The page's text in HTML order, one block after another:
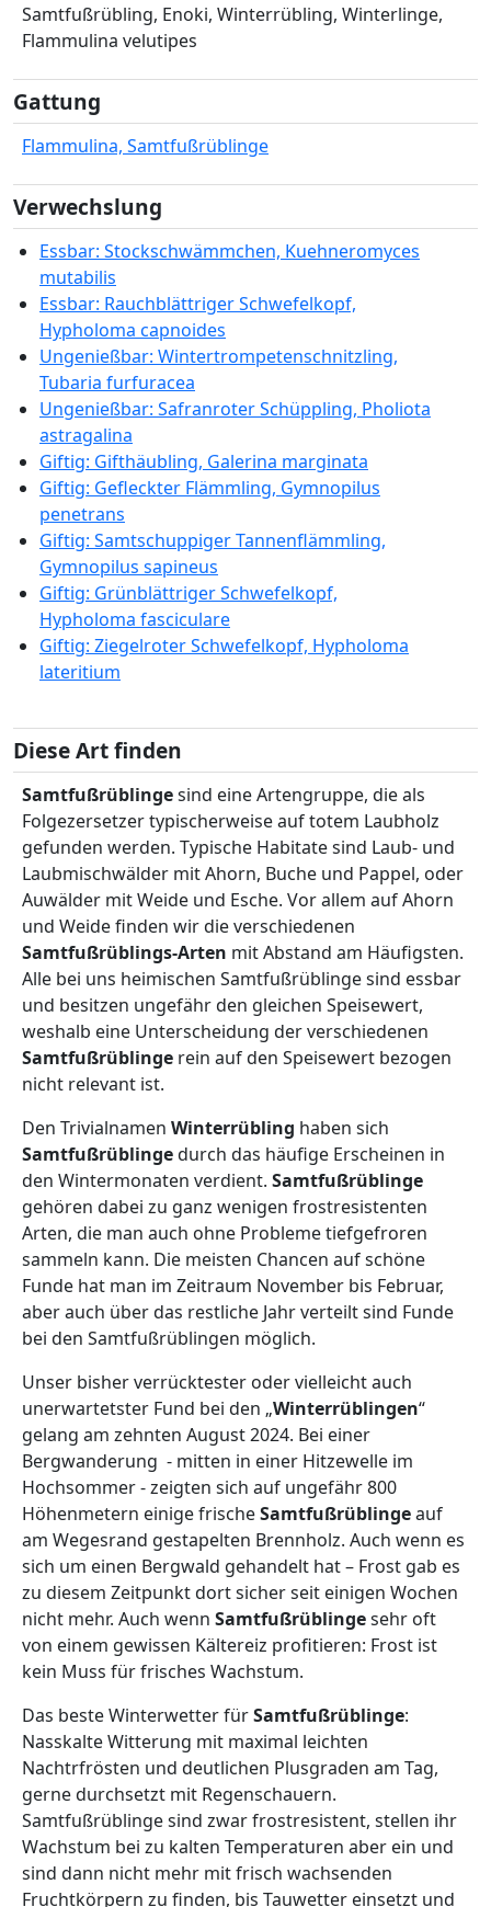
Samtfußrübling, Enoki, Winterrübling, Winterlinge,
Flammulina velutipes
Gattung
Flammulina, Samtfußrüblinge
Verwechslung
Essbar: Stockschwämmchen, Kuehneromyces
mutabilis
Essbar: Rauchblättriger Schwefelkopf,
Hypholoma capnoides
Ungenießbar: Wintertrompetenschnitzling,
Tubaria furfuracea
Ungenießbar: Safranroter Schüppling, Pholiota
astragalina
Giftig: Gifthäubling, Galerina marginata
Giftig: Gefleckter Flämmling, Gymnopilus
penetrans
Giftig: Samtschuppiger Tannenflämmling,
Gymnopilus sapineus
Giftig: Grünblättriger Schwefelkopf,
Hypholoma fasciculare
Giftig: Ziegelroter Schwefelkopf, Hypholoma
lateritium
Diese Art finden
Samtfußrüblingesind eine Artengruppe, die als
Folgezersetzer typischerweise auf totem Laubholz
gefunden werden. Typische Habitate sind Laub- und
Laubmischwälder mit Ahorn, Buche und Pappel, oder
Auwälder mit Weide und Esche. Vor allem auf Ahorn
und Weide finden wir die verschiedenen
Samtfußrüblings-Arten mit Abstand am Häufigsten.
Alle bei uns heimischen Samtfußrüblinge sind essbar
und besitzen ungefähr den gleichen Speisewert,
weshalb eine Unterscheidung der verschiedenen
Samtfußrüblinge rein auf den Speisewert bezogen
nicht relevant ist.
Den Trivialnamen Winterrübling haben sich
Samtfußrüblingedurch das häufige Erscheinen in
den Wintermonaten verdient. Samtfußrüblinge
gehören dabei zu ganz wenigen frostresistenten
Arten, die man auch ohne Probleme tiefgefroren
sammeln kann. Die meisten Chancen auf schöne
Funde hat man im Zeitraum November bis Februar,
aber auch über das restliche Jahr verteilt sind Funde
bei den Samtfußrüblingen möglich.
Unser bisher verrücktester oder vielleicht auch
unerwartetster Fund bei den „Winterrüblingen“
gelang am zehnten August 2024. Bei einer
Bergwanderung - mitten in einer Hitzewelle im
Hochsommer - zeigten sich auf ungefähr 800
Höhenmetern einige frischeSamtfußrüblingeauf
am Wegesrand gestapelten Brennholz. Auch wenn es
sich um einen Bergwald gehandelt hat – Frost gab es
zu diesem Zeitpunkt dort sicher seit einigen Wochen
nicht mehr. Auch wenn Samtfußrüblingesehr oft
von einem gewissen Kältereiz profitieren: Frost ist
kein Muss für frisches Wachstum.
Das beste Winterwetter fürSamtfußrüblinge:
Nasskalte Witterung mit maximal leichten
Nachtrfrösten und deutlichen Plusgraden am Tag,
gerne durchsetzt mit Regenschauern.
Samtfußrüblinge sind zwar frostresistent, stellen ihr
Wachstum bei zu kalten Temperaturen aber ein und
sind dann nicht mehr mit frisch wachsenden
Fruchtkörpern zu finden, bis Tauwetter einsetzt und